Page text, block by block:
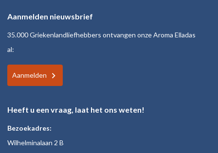
Aanmelden nieuwsbrief
35.000 Griekenlandliefhebbers ontvangen onze Aroma Elladas
al:
Aanmelden
Heeft u een vraag, laat het ons weten!
Bezoekadres:
Wilhelminalaan 2 B